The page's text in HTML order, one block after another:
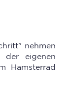
nehmen
eigenen
Hamsterrad